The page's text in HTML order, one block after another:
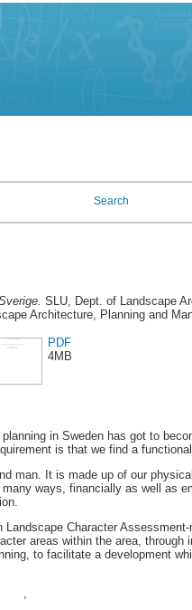
Search
SLU, Dept. of Landscape
Architecture, Planning and
PDF
4MB
in Sweden has got to
is that we find a
man. It is made up of our
ways, financially as well as
Character
areas within the area, through
to facilitate a development